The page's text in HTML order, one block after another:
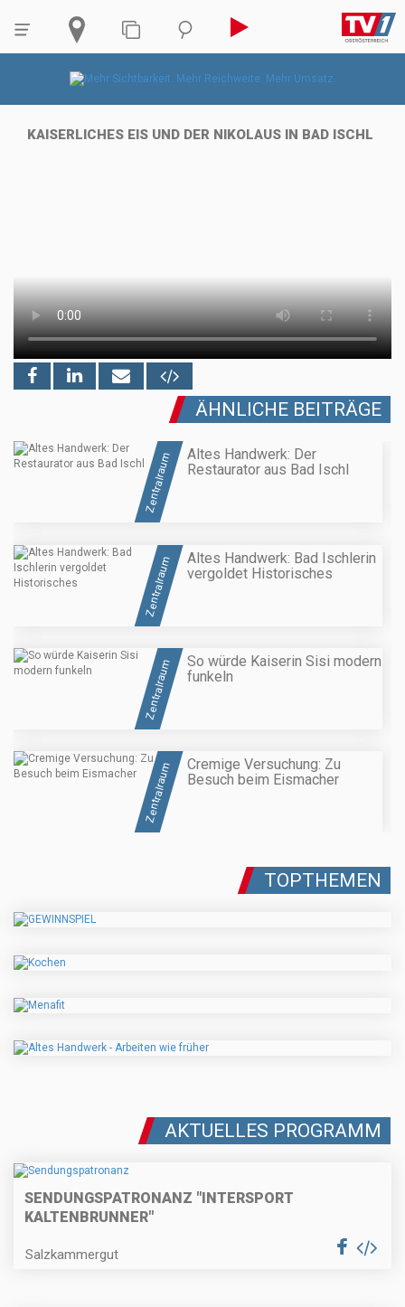
KAISERLICHES EIS UND DER NIKOLAUS IN BAD ISCHL
ÄHNLICHE BEITRÄGE
Zentralraum
Altes Handwerk: Der
Restaurator aus Bad Ischl
Zentralraum
Altes Handwerk: Bad Ischlerin
vergoldet Historisches
Zentralraum
So würde Kaiserin Sisi modern
funkeln
Zentralraum
Cremige Versuchung: Zu
Besuch beim Eismacher
TOPTHEMEN
AKTUELLES PROGRAMM
SENDUNGSPATRONANZ "INTERSPORT
KALTENBRUNNER"
Salzkammergut